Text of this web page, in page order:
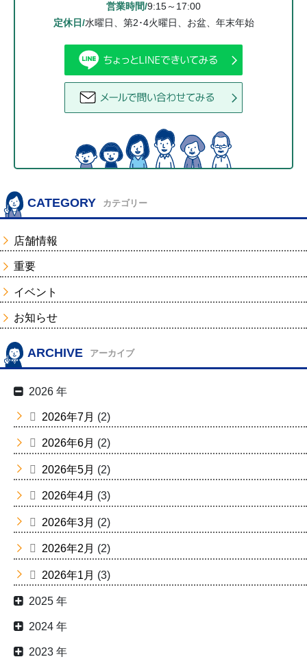
営業時間/9:15～17:00
定休日/水曜日、第2･4火曜日、お盆、年末年始
CATEGORY カテゴリー
店舗情報
重要
イベント
お知らせ
ARCHIVE アーカイブ
2026 年
2026年7月 (2)
2026年6月 (2)
2026年5月 (2)
2026年4月 (3)
2026年3月 (2)
2026年2月 (2)
2026年1月 (3)
2025 年
2024 年
2023 年